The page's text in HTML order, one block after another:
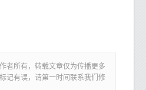
者所有，转载文章仅为传播更多
记有误，请第一时间联系我们修